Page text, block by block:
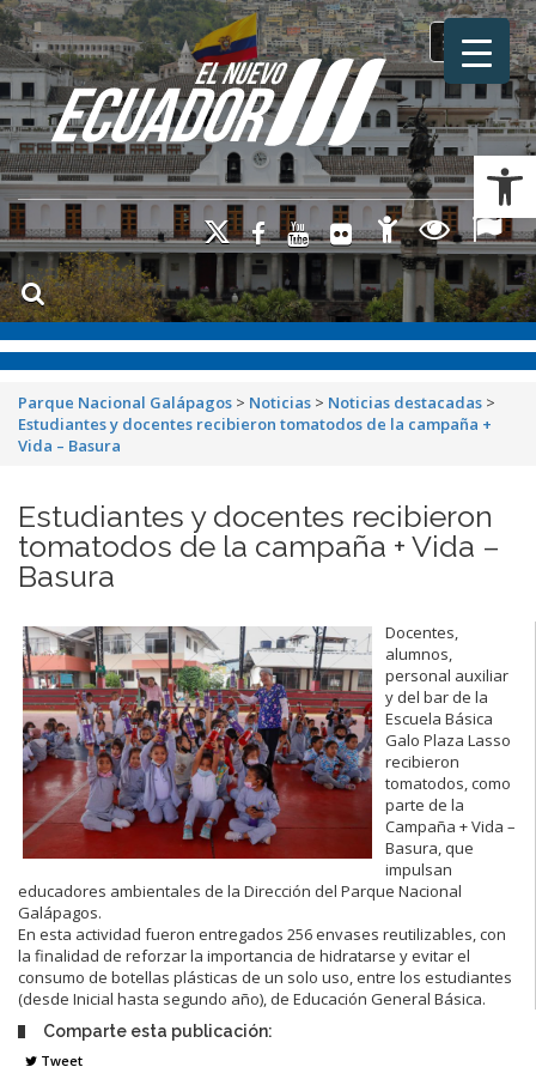
Toggle
Parque Nacional Galápagos > Noticias > Noticias destacadas >
Estudiantes y docentes recibieron tomatodos de la campaña +
Vida – Basura
Estudiantes y docentes recibieron
tomatodos de la campaña + Vida –
Basura
Docentes,
alumnos,
personal auxiliar
y del bar de la
Escuela Básica
Galo Plaza Lasso
recibieron
tomatodos, como
parte de la
Campaña + Vida –
Basura, que
impulsan
educadores ambientales de la Dirección del Parque Nacional
Galápagos.
En esta actividad fueron entregados 256 envases reutilizables, con
la finalidad de reforzar la importancia de hidratarse y evitar el
consumo de botellas plásticas de un solo uso, entre los estudiantes
(desde Inicial hasta segundo año), de Educación General Básica.
Comparte esta publicación:
Tweet